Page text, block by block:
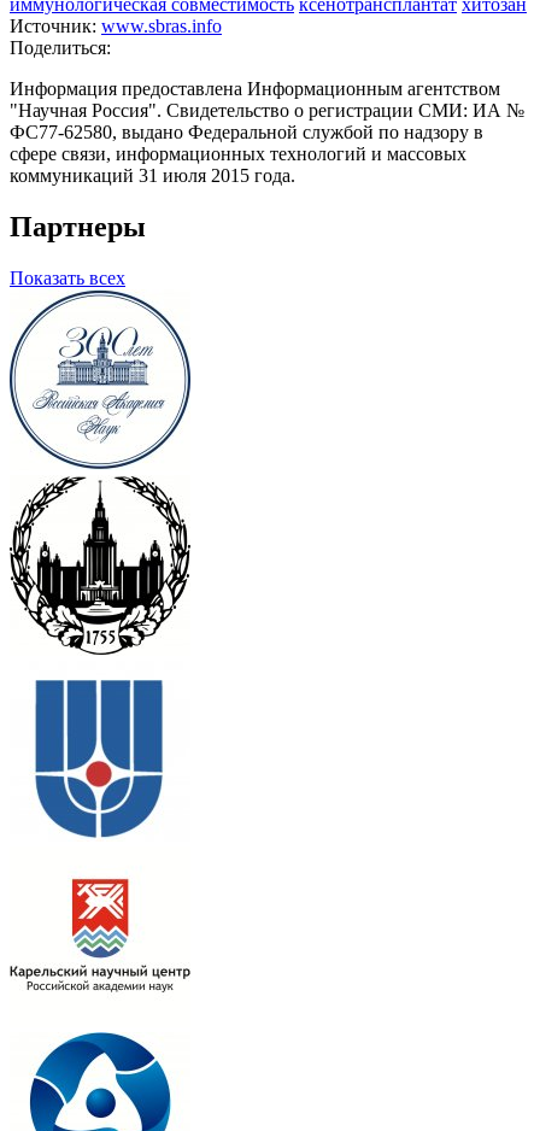
иммунологическая совместимость ксенотрансплантат хитозан
Источник: www.sbras.info
Поделиться:
Информация предоставлена Информационным агентством
"Научная Россия". Свидетельство о регистрации СМИ: ИА №
ФС77-62580, выдано Федеральной службой по надзору в
сфере связи, информационных технологий и массовых
коммуникаций 31 июля 2015 года.
Партнеры
Показать всех